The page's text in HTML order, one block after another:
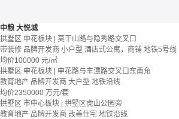
中粮 大悦城
拱墅区 申花板块 | 莫干山路与隐秀路交叉口
带装修 品牌开发商 小户型 酒店式公寓，商铺 地铁5号线
均价100000 元/㎡
拱墅区 申花板块 | 申花路与丰潭路交叉口东南角
教育地产 品牌开发商 大户型 地铁沿线
均价2350000 万元/套
拱墅区 市中心板块 | 拱墅区虎山公园旁
教育地产 品牌开发商 改善住宅 地铁沿线